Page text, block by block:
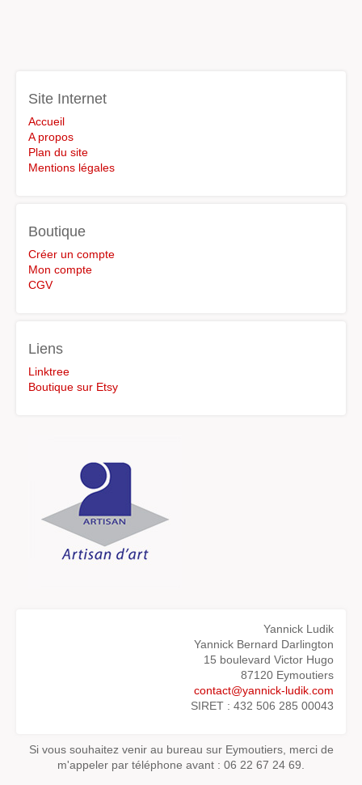
Site Internet
Accueil
A propos
Plan du site
Mentions légales
Boutique
Créer un compte
Mon compte
CGV
Liens
Linktree
Boutique sur Etsy
Yannick Ludik
Yannick Bernard Darlington
15 boulevard Victor Hugo
87120 Eymoutiers
contact@yannick-ludik.com
SIRET : 432 506 285 00043
Si vous souhaitez venir au bureau sur Eymoutiers, merci de
m'appeler par téléphone avant : 06 22 67 24 69.